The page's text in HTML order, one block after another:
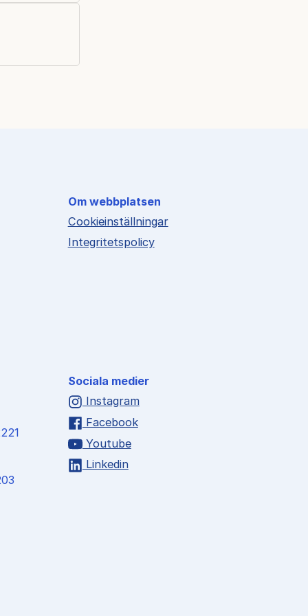
Om webbplatsen
Cookieinställningar
Integritetspolicy
Sociala medier
Instagram
Facebook
Youtube
Linkedin